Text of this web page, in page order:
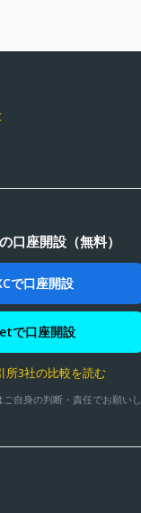
口座開設（無料）
で口座開設
で口座開設
所3社の比較を読む
自身の判断・責任でお願いし